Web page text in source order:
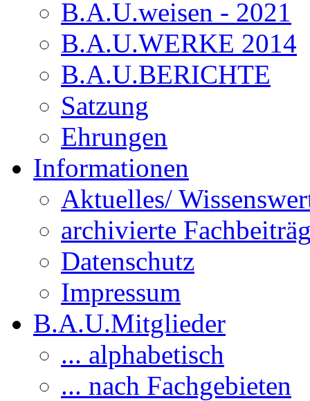
B.A.U.weisen - 2021
B.A.U.WERKE 2014
B.A.U.BERICHTE
Satzung
Ehrungen
Informationen
Aktuelles/
archivierte
Datenschutz
Impressum
B.A.U.Mitglieder
... alphabetisch
... nach Fachgebieten